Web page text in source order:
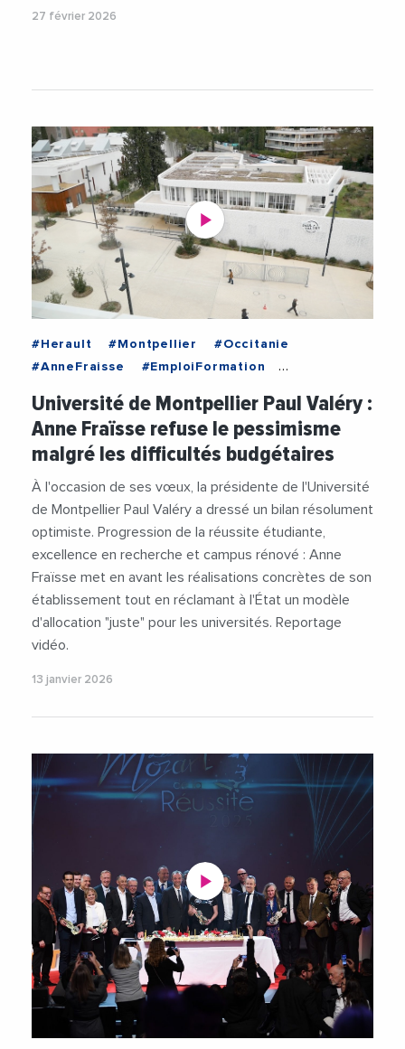
27 février 2026
#Herault #Montpellier
#Occitanie
#AnneFraisse
#EmploiFormation
#Recherche
#Universite
#UniversitePaulValery
#Videos
Université de Montpellier Paul Valéry :
Anne Fraïsse refuse le pessimisme
malgré les difficultés budgétaires
À l'occasion de ses vœux, la présidente de l'Université
de Montpellier Paul Valéry a dressé un bilan résolument
optimiste. Progression de la réussite étudiante,
excellence en recherche et campus rénové : Anne
Fraïsse met en avant les réalisations concrètes de son
établissement tout en réclamant à l'État un modèle
d'allocation "juste" pour les universités. Reportage
vidéo.
13 janvier 2026